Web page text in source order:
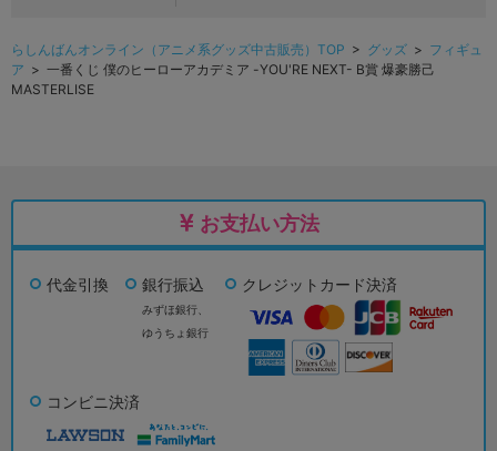
らしんばんオンライン（アニメ系グッズ中古販売）TOP > グッズ > フィギュ
ア > 一番くじ 僕のヒーローアカデミア -YOU'RE NEXT- B賞 爆豪勝己
MASTERLISE
お支払い方法
代金引換 銀行振込
みずほ銀行、
ゆうちょ銀行
クレジットカード決済
コンビニ決済